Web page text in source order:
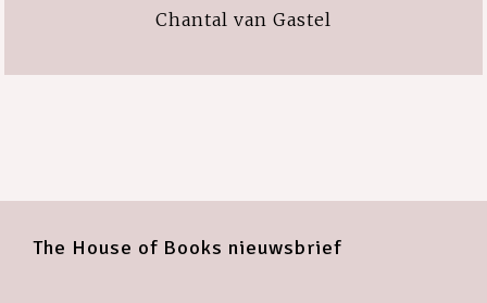
Chantal van Gastel
The House of Books nieuwsbrief